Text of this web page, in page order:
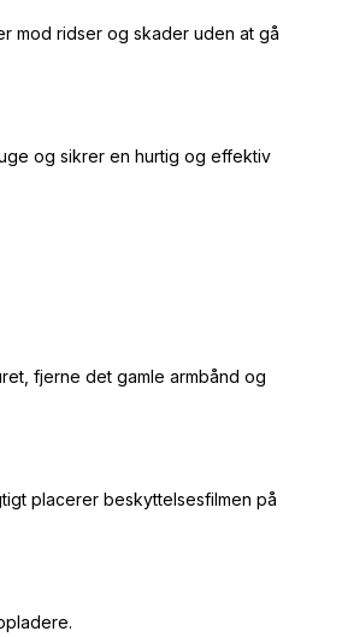
mod ridser og skader uden at gå
og sikrer en hurtig og effektiv
fjerne det gamle armbånd og
placerer beskyttelsesfilmen på